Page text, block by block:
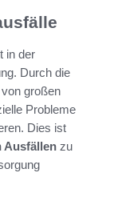
in der
Durch die
großen
Probleme
Dies ist
Ausfällen zu